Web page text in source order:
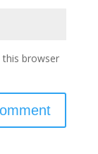
this browser